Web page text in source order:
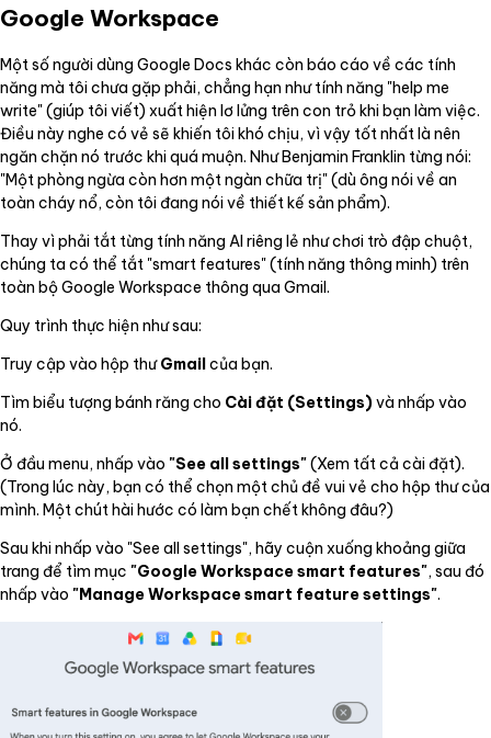
Google Workspace
Một số người dùng Google Docs khác còn báo cáo về các tính
năng mà tôi chưa gặp phải, chẳng hạn như tính năng "help me
write" (giúp tôi viết) xuất hiện lơ lửng trên con trỏ khi bạn làm việc.
Điều này nghe có vẻ sẽ khiến tôi khó chịu, vì vậy tốt nhất là nên
ngăn chặn nó trước khi quá muộn. Như Benjamin Franklin từng nói:
"Một phòng ngừa còn hơn một ngàn chữa trị" (dù ông nói về an
toàn cháy nổ, còn tôi đang nói về thiết kế sản phẩm).
Thay vì phải tắt từng tính năng AI riêng lẻ như chơi trò đập chuột,
chúng ta có thể tắt "smart features" (tính năng thông minh) trên
toàn bộ Google Workspace thông qua Gmail.
Quy trình thực hiện như sau:
Truy cập vào hộp thưGmailcủa bạn.
Tìm biểu tượng bánh răng cho Cài đặt (Settings)và nhấp vào
nó.
Ở đầu menu, nhấp vào "See all settings"(Xem tất cả cài đặt).
(Trong lúc này, bạn có thể chọn một chủ đề vui vẻ cho hộp thư của
mình. Một chút hài hước có làm bạn chết không đâu?)
Sau khi nhấp vào "See all settings", hãy cuộn xuống khoảng giữa
trang để tìm mục "Google Workspace smart features", sau đó
nhấp vào "Manage Workspace smart feature settings".